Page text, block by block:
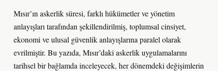
Mısır’ın askerlik süresi, farklı hükümetler ve yönetim
anlayışları tarafından şekillendirilmiş, toplumsal cinsiyet,
ekonomi ve ulusal güvenlik anlayışlarına paralel olarak
evrilmiştir. Bu yazıda, Mısır’daki askerlik uygulamalarını
tarihsel bir bağlamda inceleyecek, her dönemdeki değişimlerin